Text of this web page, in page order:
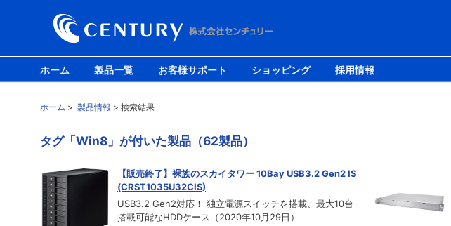
ホーム 製品一覧 お客様サポート ショッピング 採用情報
ホーム > 製品情報 > 検索結果
タグ「Win8」が付いた製品（62製品）
【販売終了】裸族のスカイタワー 10Bay USB3.2 Gen2 IS
(CRST1035U32CIS)
USB3.2 Gen2対応！ 独立電源スイッチを搭載、最大10台
搭載可能なHDDケース（2020年10月29日）